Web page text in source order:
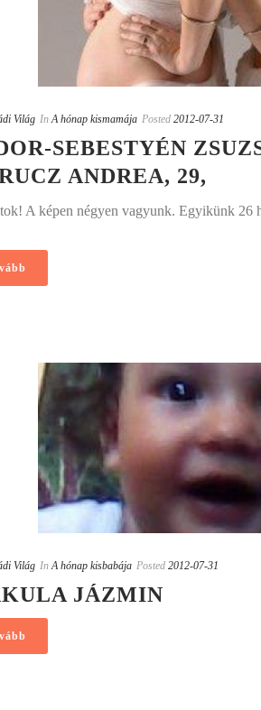
Világ In A hónap kismamája Posted 2012-07-31
SEBESTYÉN
ANDREA, 29,
A képen négyen vagyunk. Egyikünk 26
Világ In A hónap kisbabája Posted 2012-07-31
JÁZMIN